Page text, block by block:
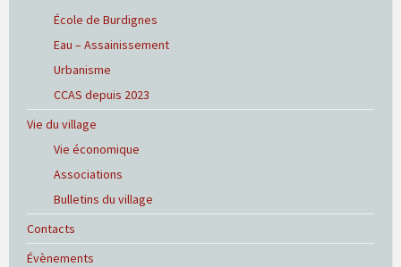
École de Burdignes
Eau – Assainissement
Urbanisme
CCAS depuis 2023
Vie du village
Vie économique
Associations
Bulletins du village
Contacts
Évènements